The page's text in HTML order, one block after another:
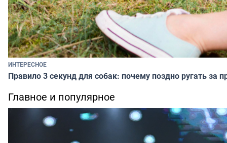
ИНТЕРЕСНОЕ
Правило 3 секунд для собак: почему поздно ругать за
Главное и популярное